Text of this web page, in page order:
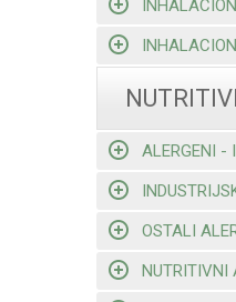
ALERGENI -
OSTALI
NUTRITIVNI